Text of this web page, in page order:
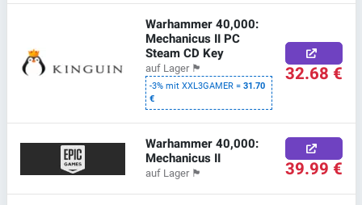
Warhammer 40,000:
Mechanicus II PC
Steam CD Key
auf Lager 🏴
-3% mit XXL3GAMER =31.70
€
32.68 €
Warhammer 40,000:
Mechanicus II
auf Lager 🏴 39.99 €